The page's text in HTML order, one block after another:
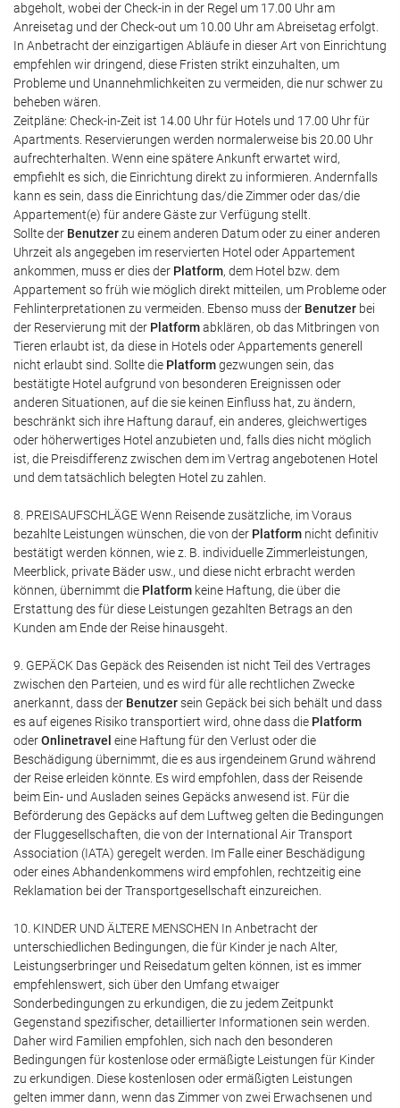
abgeholt, wobei der Check-in in der Regel um 17.00 Uhr am
Anreisetag und der Check-out um 10.00 Uhr am Abreisetag erfolgt.
In Anbetracht der einzigartigen Abläufe in dieser Art von Einrichtung
empfehlen wir dringend, diese Fristen strikt einzuhalten, um
Probleme und Unannehmlichkeiten zu vermeiden, die nur schwer zu
beheben wären.
Zeitpläne: Check-in-Zeit ist 14.00 Uhr für Hotels und 17.00 Uhr für
Apartments. Reservierungen werden normalerweise bis 20.00 Uhr
aufrechterhalten. Wenn eine spätere Ankunft erwartet wird,
empfiehlt es sich, die Einrichtung direkt zu informieren. Andernfalls
kann es sein, dass die Einrichtung das/die Zimmer oder das/die
Appartement(e) für andere Gäste zur Verfügung stellt.
Sollte der Benutzerzu einem anderen Datum oder zu einer anderen
Uhrzeit als angegeben im reservierten Hotel oder Appartement
ankommen, muss er dies der Platform, dem Hotel bzw. dem
Appartement so früh wie möglich direkt mitteilen, um Probleme oder
Fehlinterpretationen zu vermeiden. Ebenso muss der Benutzer bei
der Reservierung mit der Platformabklären, ob das Mitbringen von
Tieren erlaubt ist, da diese in Hotels oder Appartements generell
nicht erlaubt sind. Sollte die Platformgezwungen sein, das
bestätigte Hotel aufgrund von besonderen Ereignissen oder
anderen Situationen, auf die sie keinen Einfluss hat, zu ändern,
beschränkt sich ihre Haftung darauf, ein anderes, gleichwertiges
oder höherwertiges Hotel anzubieten und, falls dies nicht möglich
ist, die Preisdifferenz zwischen dem im Vertrag angebotenen Hotel
und dem tatsächlich belegten Hotel zu zahlen.
8. PREISAUFSCHLÄGE Wenn Reisende zusätzliche, im Voraus
bezahlte Leistungen wünschen, die von der Platform nicht definitiv
bestätigt werden können, wie z. B. individuelle Zimmerleistungen,
Meerblick, private Bäder usw., und diese nicht erbracht werden
können, übernimmt die Platform keine Haftung, die über die
Erstattung des für diese Leistungen gezahlten Betrags an den
Kunden am Ende der Reise hinausgeht.
9. GEPÄCK Das Gepäck des Reisenden ist nicht Teil des Vertrages
zwischen den Parteien, und es wird für alle rechtlichen Zwecke
anerkannt, dass der Benutzersein Gepäck bei sich behält und dass
es auf eigenes Risiko transportiert wird, ohne dass die Platform
oderOnlinetravel eine Haftung für den Verlust oder die
Beschädigung übernimmt, die es aus irgendeinem Grund während
der Reise erleiden könnte. Es wird empfohlen, dass der Reisende
beim Ein- und Ausladen seines Gepäcks anwesend ist. Für die
Beförderung des Gepäcks auf dem Luftweg gelten die Bedingungen
der Fluggesellschaften, die von der International Air Transport
Association (IATA) geregelt werden. Im Falle einer Beschädigung
oder eines Abhandenkommens wird empfohlen, rechtzeitig eine
Reklamation bei der Transportgesellschaft einzureichen.
10. KINDER UND ÄLTERE MENSCHEN In Anbetracht der
unterschiedlichen Bedingungen, die für Kinder je nach Alter,
Leistungserbringer und Reisedatum gelten können, ist es immer
empfehlenswert, sich über den Umfang etwaiger
Sonderbedingungen zu erkundigen, die zu jedem Zeitpunkt
Gegenstand spezifischer, detaillierter Informationen sein werden.
Daher wird Familien empfohlen, sich nach den besonderen
Bedingungen für kostenlose oder ermäßigte Leistungen für Kinder
zu erkundigen. Diese kostenlosen oder ermäßigten Leistungen
gelten immer dann, wenn das Zimmer von zwei Erwachsenen und